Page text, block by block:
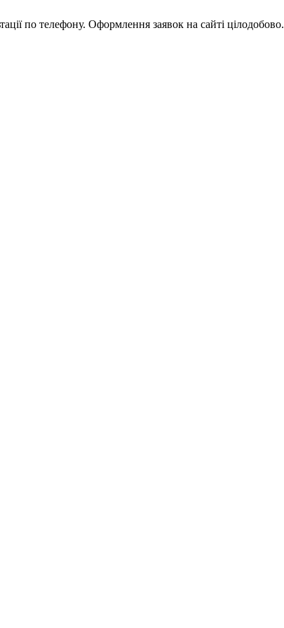
по телефону. Оформлення заявок на сайті цілодобово.